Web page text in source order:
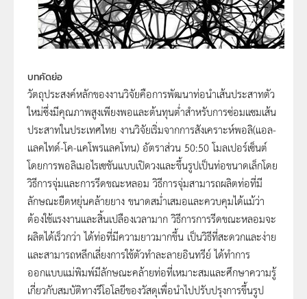
บทคัดย่อ
วัตถุประสงค์หลักของงานวิจัยคือการพัฒนาท่อนำเส้นประสาทตัว
ใหม่ซึ่งมีคุณภาพสูงเพียงพอและต้นทุนต่ำสำหรับการซ่อมแซมเส้น
ประสาทในประเทศไทย งานวิจัยเริ่มจากการสังเคราะห์พอลิ(แอล-
แลคไทด์-โค-แคโพรแลคโทน) อัตราส่วน 50:50 โมลเปอร์เซ็นต์
โดยการพอลิเมอไรเซชันแบบเปิดวงและขึ้นรูปเป็นท่อขนาดเล็กโดย
วิธีการจุ่มและการรีดขณะหลอม วิธีการจุ่มสามารถผลิตท่อที่มี
ลักษณะยืดหยุ่นคล้ายยาง ขนาดสม่ำเสมอและควบคุมได้แม้ว่า
ต้องใช้แรงงานและสิ้นเปลืองเวลามาก วิธีการการรีดขณะหลอมจะ
ผลิตได้เร็วกว่า ได้ท่อที่มีความยาวมากขึ้น เป็นวิธีที่สะดวกและง่าย
และสามารถหลีกเลี่ยงการใช้ตัวทำละลายอินทรีย์ ได้ทำการ
ออกแบบแม่พิมพ์มีลักษณะคล้ายท่อที่เหมาะสมและศึกษาความรู้
เกี่ยวกับสมบัติทางรีโอโลยีของวัสดุเพื่อนำไปปรับปรุงการขึ้นรูป